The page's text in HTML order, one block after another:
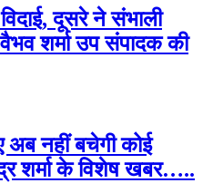
दूसरे ने संभाली
शर्मा उप संपादक की
अब नहीं बचेगी कोई
शर्मा के विशेष खबर…..